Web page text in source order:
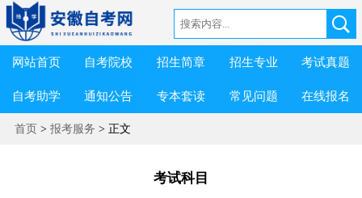
网站首页 自考院校 招生简章 招生专业 考试真题
自考助学 通知公告 专本套读 常见问题 在线报名
首页> 报考服务 > 正文
考试科目